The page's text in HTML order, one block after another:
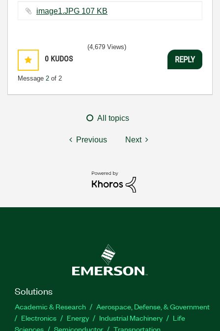
image1.JPG ‏107 KB
0 KUDOS
Message 2 of 2
(4,679 Views)
REPLY
All topics
Previous Next
Solutions
Academic & Research
Aerospace, Defense, & Government
Electronics
Energy Industrial Machinery
Life
Sciences
Semiconductor Transportation